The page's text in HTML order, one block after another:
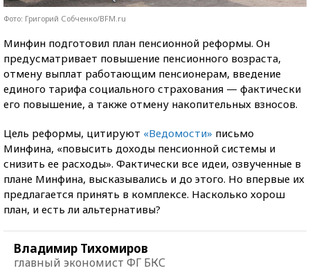
Фото: Григорий Собченко/BFM.ru
Минфин подготовил план пенсионной реформы. Он
предусматривает повышение пенсионного возраста,
отмену выплат работающим пенсионерам, введение
единого тарифа социального страхования — фактически
его повышение, а также отмену накопительных взносов.
Цель реформы, цитируют «Ведомости» письмо
Минфина, «повысить доходы пенсионной системы и
снизить ее расходы». Фактически все идеи, озвученные в
плане Минфина, высказывались и до этого. Но впервые их
предлагается принять в комплексе. Насколько хорош
план, и есть ли альтернативы?
Владимир Тихомиров
главный экономист ФГ БКС